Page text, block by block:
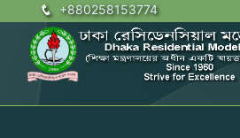
+880258153774